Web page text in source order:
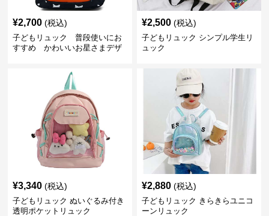
¥2,700 (税込)
子どもリュック 普段使いにお
すすめ かわいいお星さまデザ
¥2,500 (税込)
子どもリュック シンプル学生リ
ュック
¥3,340 (税込)
子どもリュック ぬいぐるみ付き
透明ポケットリュック
¥2,880 (税込)
子どもリュック きらきらユニコ
ーンリュック